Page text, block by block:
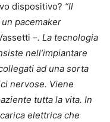
dispositivo? “Il
pacemaker
–. La tecnologia
nell’impiantare
ad una sorta
nervose. Viene
tutta la vita. In
elettrica che